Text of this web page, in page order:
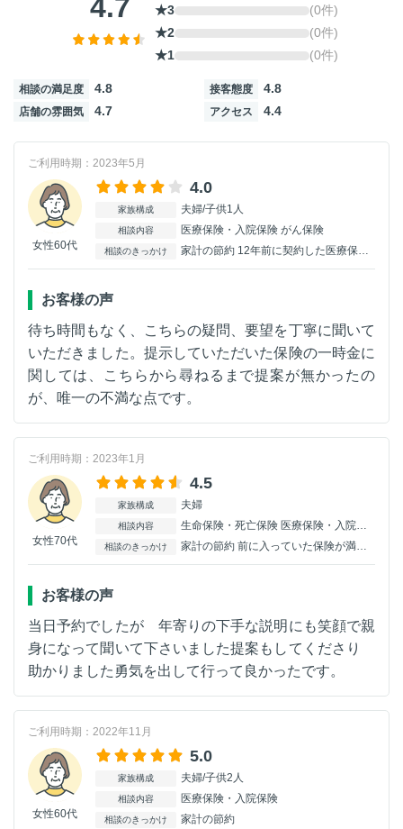
4.7
★3
(0件)
★2
(0件)
★1
(0件)
相談の満足度 4.8 接客態度 4.8
店舗の雰囲気 4.7 アクセス 4.4
ご利用時期：2023年5月
女性60代
4.0
家族構成 夫婦/子供1人
相談内容 医療保険・入院保険 がん保険
相談のきっかけ 家計の節約 12年前に契約した医療保険が今の時代の治療に則しているのか、を確認したく相談しました。そして見直す事で保険料を今より抑えたいと考えていました。
お客様の声
待ち時間もなく、こちらの疑問、要望を丁寧に聞いて
いただきました。提示していただいた保険の一時金に
関しては、こちらから尋ねるまで提案が無かったの
が、唯一の不満な点です。
ご利用時期：2023年1月
女性70代
4.5
家族構成 夫婦
相談内容 生命保険・死亡保険 医療保険・入院保険 がん保険
相談のきっかけ 家計の節約 前に入っていた保険が満期になり 薬も飲んでいるので保険には 入れないと思ってました でも窓口がある事を知り 伺った次第です。
お客様の声
当日予約でしたが 年寄りの下手な説明にも笑顔で親
身になって聞いて下さいました提案もしてくださり
助かりました勇気を出して行って良かったです。
ご利用時期：2022年11月
女性60代
5.0
家族構成 夫婦/子供2人
相談内容 医療保険・入院保険
相談のきっかけ 家計の節約